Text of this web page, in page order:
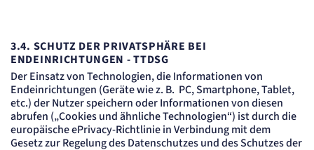
3.4. SCHUTZ DER PRIVATSPHÄRE BEI
ENDEINRICHTUNGEN - TTDSG
Der Einsatz von Technologien, die Informationen von
Endeinrichtungen (Geräte wie z. B. PC, Smartphone, Tablet,
etc.) der Nutzer speichern oder Informationen von diesen
abrufen („Cookies und ähnliche Technologien“) ist durch die
europäische ePrivacy-Richtlinie in Verbindung mit dem
Gesetz zur Regelung des Datenschutzes und des Schutzes der